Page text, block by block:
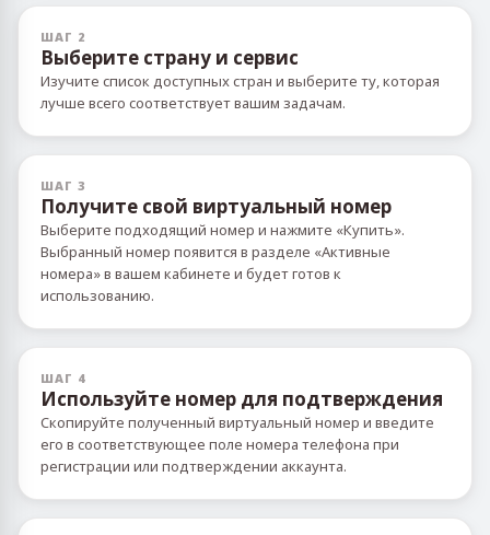
ШАГ 2
Выберите страну и сервис
Изучите список доступных стран и выберите ту, которая
лучше всего соответствует вашим задачам.
ШАГ 3
Получите свой виртуальный номер
Выберите подходящий номер и нажмите «Купить».
Выбранный номер появится в разделе «Активные
номера» в вашем кабинете и будет готов к
использованию.
ШАГ 4
Используйте номер для подтверждения
Скопируйте полученный виртуальный номер и введите
его в соответствующее поле номера телефона при
регистрации или подтверждении аккаунта.